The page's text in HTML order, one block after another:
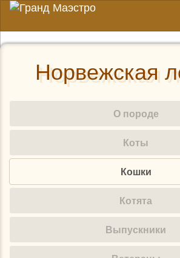
Норвежская
О породе
Коты
Кошки
Котята
Выпускники